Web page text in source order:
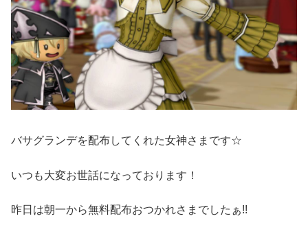
バサグランデを配布してくれた女神さまです☆
いつも大変お世話になっております！
昨日は朝一から無料配布おつかれさまでしたぁ!!